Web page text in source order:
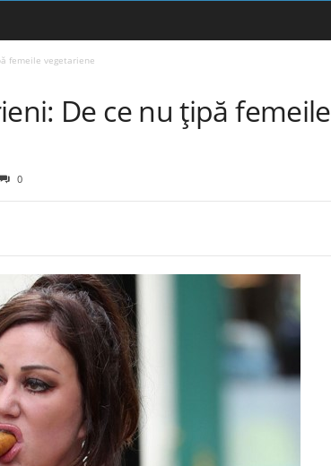
femeile vegetariene
De ce nu țipă femeile
0